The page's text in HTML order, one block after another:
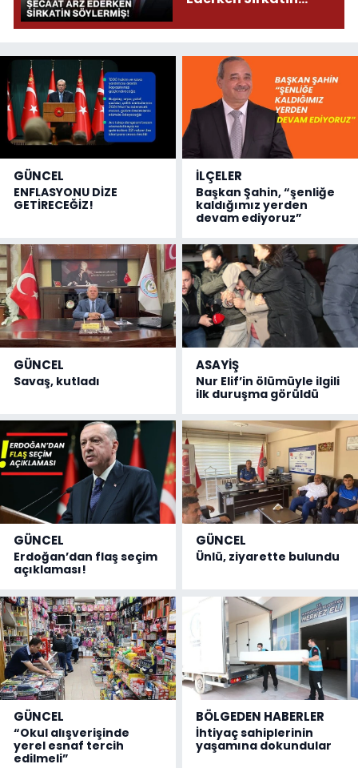
GÜNCEL
ENFLASYONU DİZE
GETİRECEĞİZ!
İLÇELER
Başkan Şahin, “şenliğe
kaldığımız yerden
devam ediyoruz”
GÜNCEL
Savaş, kutladı
ASAYİŞ
Nur Elif’in ölümüyle ilgili
ilk duruşma görüldü
GÜNCEL
Erdoğan’dan flaş seçim
açıklaması!
GÜNCEL
Ünlü, ziyarette bulundu
GÜNCEL
“Okul alışverişinde
yerel esnaf tercih
edilmeli”
BÖLGEDEN HABERLER
İhtiyaç sahiplerinin
yaşamına dokundular